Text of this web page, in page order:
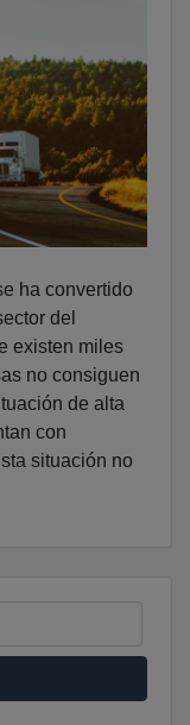
ha convertido
del
existen miles
no consiguen
de alta
con
situación no